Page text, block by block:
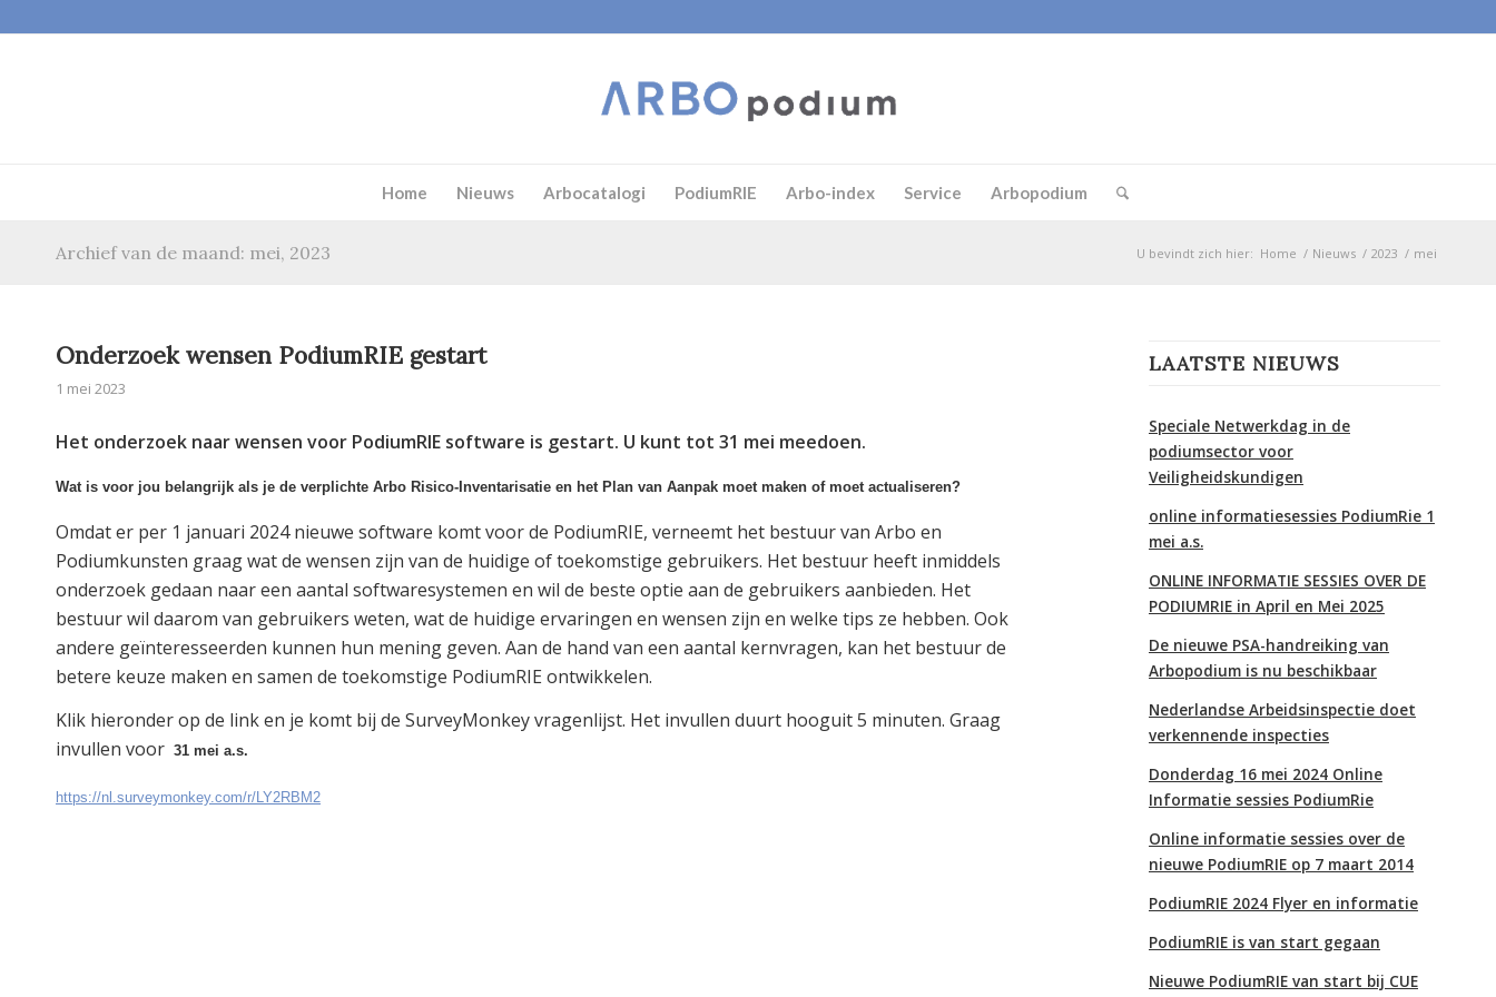
Home Nieuws Arbocatalogi PodiumRIE Arbo-index Service Arbopodium
Archief van de maand: mei, 2023 U bevindt zich hier: Home / Nieuws / 2023 / mei
Onderzoek wensen PodiumRIE gestart
1 mei 2023
Het onderzoek naar wensen voor PodiumRIE software is gestart. U kunt tot 31 mei meedoen.
Wat is voor jou belangrijk als je de verplichte Arbo Risico-Inventarisatie en het Plan van Aanpak moet maken of moet actualiseren?
Omdat er per 1 januari 2024 nieuwe software komt voor de PodiumRIE, verneemt het bestuur van Arbo en
Podiumkunsten graag wat de wensen zijn van de huidige of toekomstige gebruikers. Het bestuur heeft inmiddels
onderzoek gedaan naar een aantal softwaresystemen en wil de beste optie aan de gebruikers aanbieden. Het
bestuur wil daarom van gebruikers weten, wat de huidige ervaringen en wensen zijn en welke tips ze hebben. Ook
andere geïnteresseerden kunnen hun mening geven. Aan de hand van een aantal kernvragen, kan het bestuur de
betere keuze maken en samen de toekomstige PodiumRIE ontwikkelen.
Klik hieronder op de link en je komt bij de SurveyMonkey vragenlijst. Het invullen duurt hooguit 5 minuten. Graag
invullen voor 31 mei a.s.
https://nl.surveymonkey.com/r/LY2RBM2
LAATSTE NIEUWS
Speciale Netwerkdag in de
podiumsector voor
Veiligheidskundigen
online informatiesessies PodiumRie 1
mei a.s.
ONLINE INFORMATIE SESSIES OVER DE
PODIUMRIE in April en Mei 2025
De nieuwe PSA-handreiking van
Arbopodium is nu beschikbaar
Nederlandse Arbeidsinspectie doet
verkennende inspecties
Donderdag 16 mei 2024 Online
Informatie sessies PodiumRie
Online informatie sessies over de
nieuwe PodiumRIE op 7 maart 2014
PodiumRIE 2024 Flyer en informatie
PodiumRIE is van start gegaan
Nieuwe PodiumRIE van start bij CUE